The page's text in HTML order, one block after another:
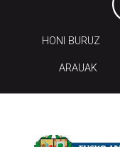
HONI BURUZ
ARAUAK